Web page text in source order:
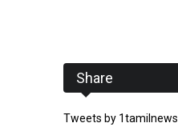
Share
Tweets by 1tamilnews